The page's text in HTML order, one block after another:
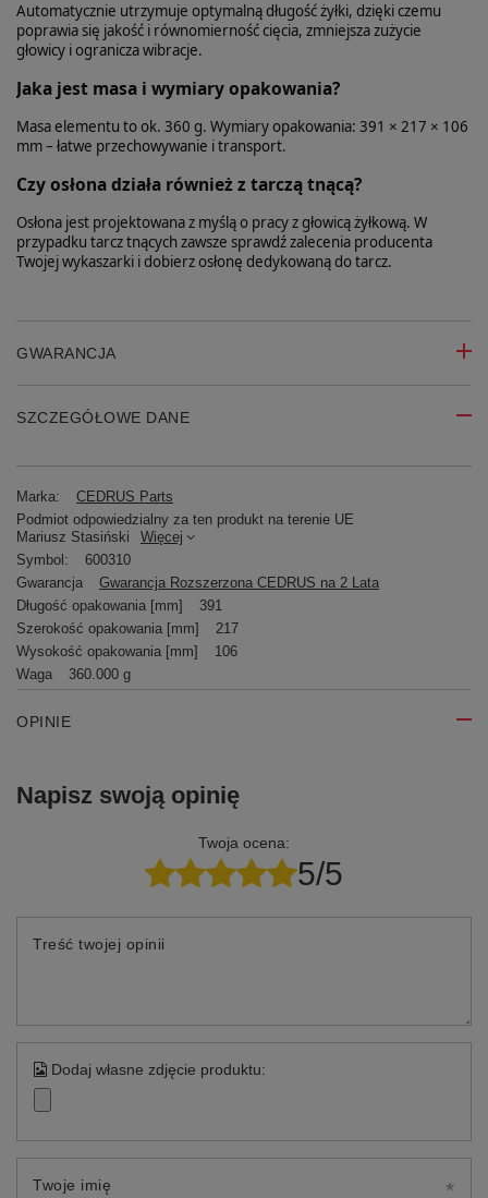
Automatycznie utrzymuje optymalną długość żyłki, dzięki czemu
poprawia się jakość i równomierność cięcia, zmniejsza zużycie
głowicy i ogranicza wibracje.
Jaka jest masa i wymiary opakowania?
Masa elementu to ok. 360 g. Wymiary opakowania: 391 × 217 × 106
mm – łatwe przechowywanie i transport.
Czy osłona działa również z tarczą tnącą?
Osłona jest projektowana z myślą o pracy z głowicą żyłkową. W
przypadku tarcz tnących zawsze sprawdź zalecenia producenta
Twojej wykaszarki i dobierz osłonę dedykowaną do tarcz.
GWARANCJA
SZCZEGÓŁOWE DANE
Marka:
CEDRUS Parts
Podmiot odpowiedzialny za ten produkt na terenie UE
Mariusz Stasiński
Więcej
Symbol:
600310
Gwarancja
Gwarancja Rozszerzona CEDRUS na 2 Lata
Długość opakowania [mm]
391
Szerokość opakowania [mm]
217
Wysokość opakowania [mm]
106
Waga
360.000 g
OPINIE
Napisz swoją opinię
Twoja ocena:
5/5
Treść twojej opinii
Dodaj własne zdjęcie produktu:
Twoje imię